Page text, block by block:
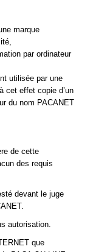
marque
par ordinateur
utilisée par une
cet effet copie d’un
du nom PACANET
de cette
des requis
devant le juge
autorisation.
que